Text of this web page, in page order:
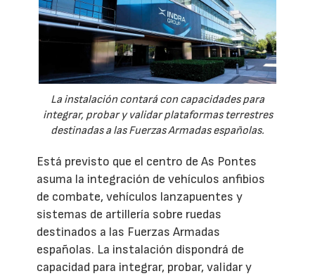
La instalación contará con capacidades para
integrar, probar y validar plataformas terrestres
destinadas a las Fuerzas Armadas españolas.
Está previsto que el centro de As Pontes
asuma la integración de vehículos anfibios
de combate, vehículos lanzapuentes y
sistemas de artillería sobre ruedas
destinados a las Fuerzas Armadas
españolas. La instalación dispondrá de
capacidad para integrar, probar, validar y